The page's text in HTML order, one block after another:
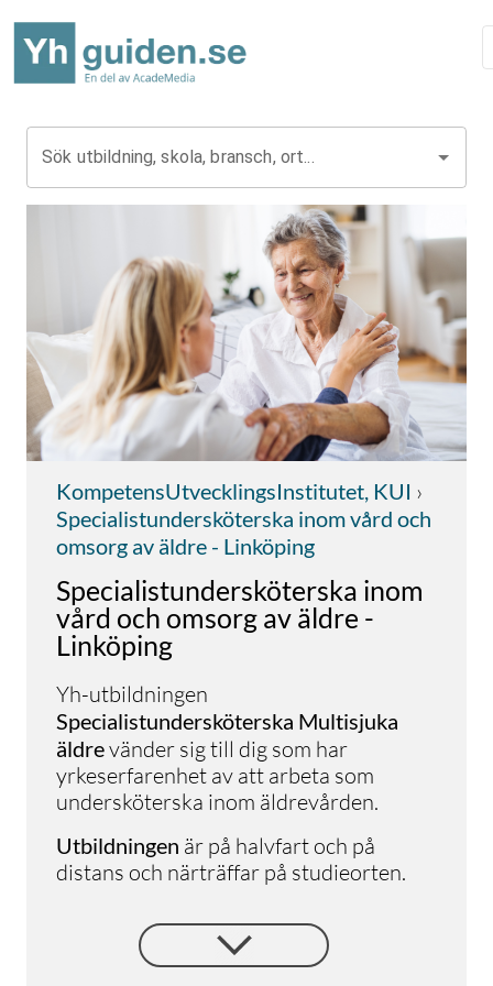
Sök utbildning, skola, bransch, ort...
KompetensUtvecklingsInstitutet, KUI ›
Specialistundersköterska inom vård och
omsorg av äldre - Linköping
Specialistundersköterska inom
vård och omsorg av äldre -
Linköping
Yh-utbildningen
Specialistundersköterska Multisjuka
äldrevänder sig till dig som har
yrkeserfarenhet av att arbeta som
undersköterska inom äldrevården.
Utbildningen är på halvfart och på
distans och närträffar på studieorten.
vecka ha schemalagda onlinelektioner
samt arbeta självständigt med dina